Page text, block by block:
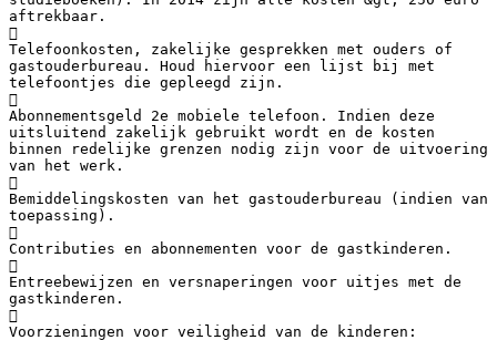
aftrekbaar.

Telefoonkosten, zakelijke gesprekken met ouders of
gastouderbureau. Houd hiervoor een lijst bij met
telefoontjes die gepleegd zijn.

Abonnementsgeld 2e mobiele telefoon. Indien deze
uitsluitend zakelijk gebruikt wordt en de kosten
binnen redelijke grenzen nodig zijn voor de uitvoering
van het werk.

Bemiddelingskosten van het gastouderbureau (indien van
toepassing).

Contributies en abonnementen voor de gastkinderen.

Entreebewijzen en versnaperingen voor uitjes met de
gastkinderen.

Voorzieningen voor veiligheid van de kinderen: